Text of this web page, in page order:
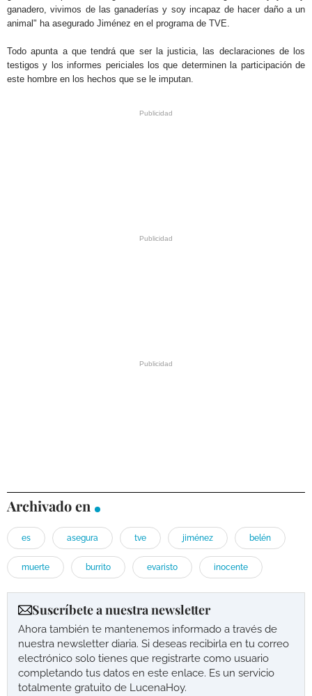
ganadero, vivimos de las ganaderías y soy incapaz de hacer daño a un
animal" ha asegurado Jiménez en el programa de TVE.
Todo apunta a que tendrá que ser la justicia, las declaraciones de los
testigos y los informes periciales los que determinen la participación de
este hombre en los hechos que se le imputan.
Archivado en
es asegura tve jiménez belén
muerte burrito evaristo inocente
Suscríbete a nuestra newsletter
Ahora también te mantenemos informado a través de
nuestra newsletter diaria. Si deseas recibirla en tu correo
electrónico solo tienes que registrarte como usuario
completando tus datos en este enlace. Es un servicio
totalmente gratuito de LucenaHoy.